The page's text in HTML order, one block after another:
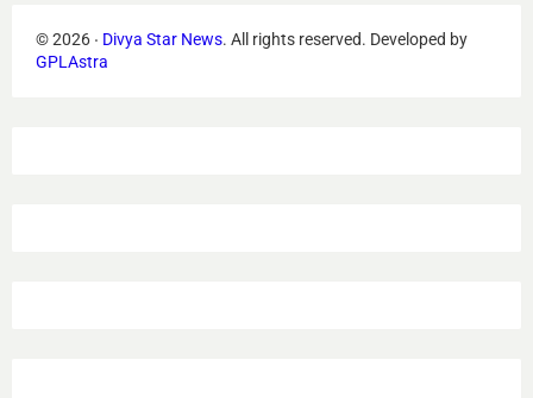
©2026 ‧ Divya Star News. All rights reserved. Developed by
GPLAstra